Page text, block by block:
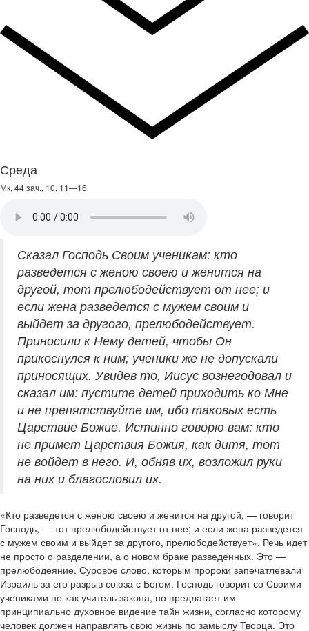
Среда
Мк, 44 зач., 10, 11—16
Сказал Господь Своим ученикам: кто
разведется с женою своею и женится на
другой, тот прелюбодействует от нее; и
если жена разведется с мужем своим и
выйдет за другого, прелюбодействует.
Приносили к Нему детей, чтобы Он
прикоснулся к ним; ученики же не допускали
приносящих. Увидев то, Иисус вознегодовал и
сказал им: пустите детей приходить ко Мне
и не препятствуйте им, ибо таковых есть
Царствие Божие. Истинно говорю вам: кто
не примет Царствия Божия, как дитя, тот
не войдет в него. И, обняв их, возложил руки
на них и благословил их.
«Кто разведется с женою своею и женится на другой, — говорит
Господь, — тот прелюбодействует от нее; и если жена разведется
с мужем своим и выйдет за другого, прелюбодействует». Речь идет
не просто о разделении, а о новом браке разведенных. Это —
прелюбодеяние. Суровое слово, которым пророки запечатлевали
Израиль за его разрыв союза с Богом. Господь говорит со Своими
учениками не как учитель закона, но предлагает им
принципиально духовное видение тайн жизни, согласно которому
человек должен направлять свою жизнь по замыслу Творца. Это